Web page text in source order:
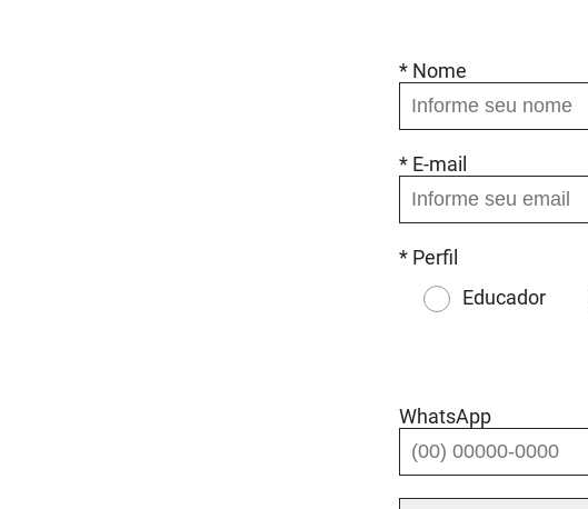
* Nome
* E-mail
* Perfil
Educador
WhatsApp